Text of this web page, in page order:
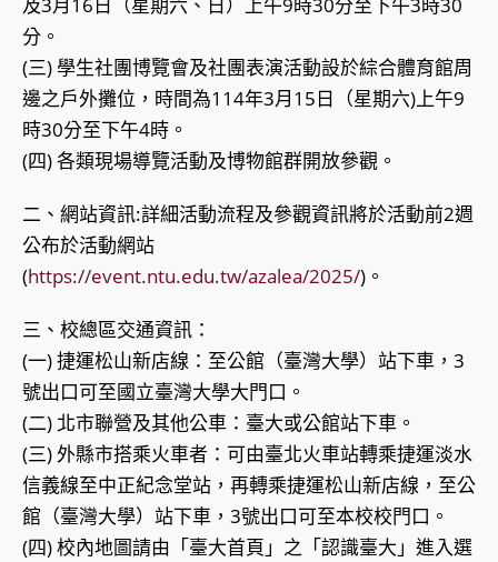
及3月16日（星期六、日）上午9時30分至下午3時30
分。
(三) 學生社團博覽會及社團表演活動設於綜合體育館周
邊之戶外攤位，時間為114年3月15日（星期六)上午9
時30分至下午4時。
(四) 各類現場導覽活動及博物館群開放參觀。
二、網站資訊:詳細活動流程及參觀資訊將於活動前2週
公布於活動網站
(https://event.ntu.edu.tw/azalea/2025/)。
三、校總區交通資訊：
(一) 捷運松山新店線：至公館（臺灣大學）站下車，3
號出口可至國立臺灣大學大門口。
(二) 北市聯營及其他公車：臺大或公館站下車。
(三) 外縣市搭乘火車者：可由臺北火車站轉乘捷運淡水
信義線至中正紀念堂站，再轉乘捷運松山新店線，至公
館（臺灣大學）站下車，3號出口可至本校校門口。
(四) 校內地圖請由「臺大首頁」之「認識臺大」進入選